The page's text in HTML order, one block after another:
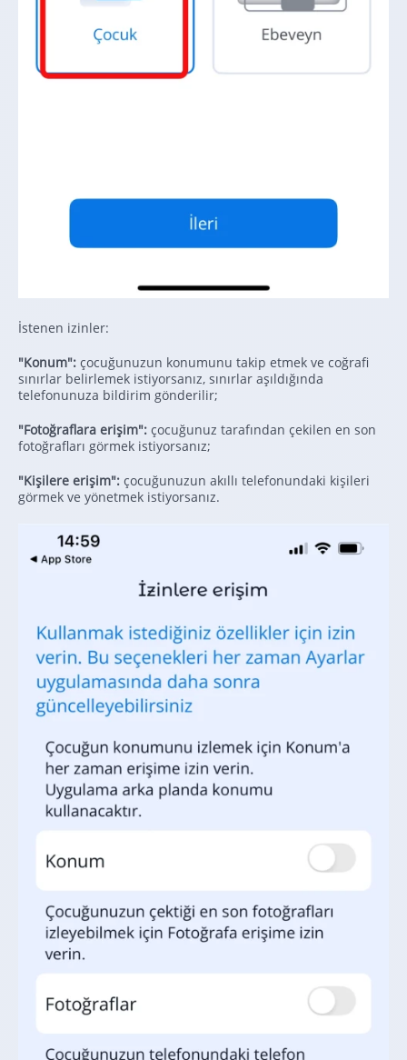
İstenen izinler:
"Konum": çocuğunuzun konumunu takip etmek ve coğrafi
sınırlar belirlemek istiyorsanız, sınırlar aşıldığında
telefonunuza bildirim gönderilir;
"Fotoğraflara erişim": çocuğunuz tarafından çekilen en son
fotoğrafları görmek istiyorsanız;
"Kişilere erişim": çocuğunuzun akıllı telefonundaki kişileri
görmek ve yönetmek istiyorsanız.